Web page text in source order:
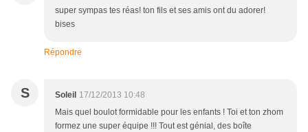
super sympas tes réas! ton fils et ses amis ont du adorer!
bises
Répondre
S Soleil 17/12/2013 10:48
Mais quel boulot formidable pour les enfants ! Toi et ton zhom
formez une super équipe !!! Tout est génial, des boîte